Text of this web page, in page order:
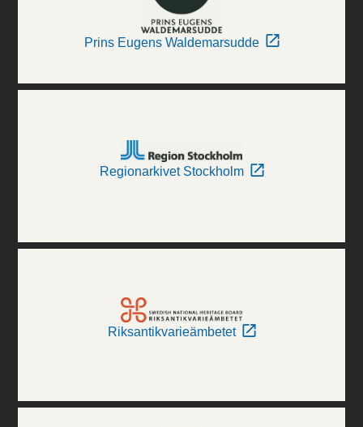
Prins Eugens Waldemarsudde
Regionarkivet Stockholm
Riksantikvarieämbetet